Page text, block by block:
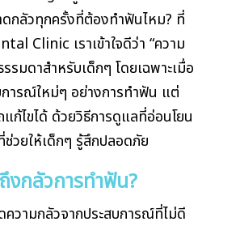
ดกลัวทุกครั้งที่ต้องทำฟันไหม? ที่
Clinic เราเข้าใจดีว่า “ความ
รรมดาสำหรับเด็กๆ โดยเฉพาะเมื่อ
ารณ์ใหม่ๆ อย่างการทำฟัน แต่
ก้ไขได้ ด้วยวิธีการดูแลที่อ่อนโยน
ช่วยให้เด็กๆ รู้สึกปลอดภัย
งกลัวการทำฟัน?
ความกลัวจากประสบการณ์ที่ไม่ดี